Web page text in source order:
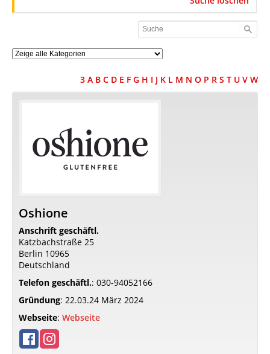
3 A B C D E F G H I J K L M N O P R S T U V W
Oshione
Anschrift geschäftl.
Katzbachstraße 25
Berlin 10965
Deutschland
Telefon geschäftl.: 030-94052166
Gründung: 22.03.24 März 2024
Webseite: Webseite